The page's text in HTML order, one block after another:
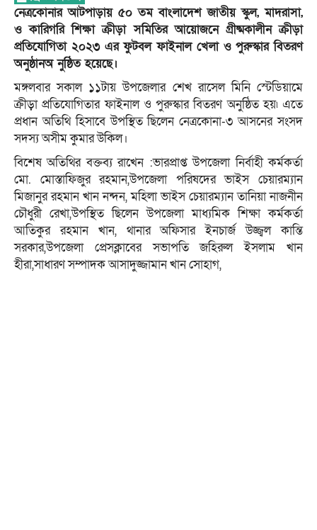
নেত্রকোনার আটপাড়ায় ৫০ তম বাংলাদেশ জাতীয় স্কুল, মাদরাসা,
ও কারিগরি শিক্ষা ক্রীড়া সমিতির আয়োজনে গ্রীষ্মকালীন ক্রীড়া
প্রতিযোগিতা ২০২৩ এর ফুটবল ফাইনাল খেলা ও পুরুস্কার বিতরণ
অনুষ্ঠানঅ নুষ্ঠিত হয়েছে।
মঙ্গলবার সকাল ১১টায় উপজেলার শেখ রাসেল মিনি স্টেডিয়ামে
ক্রীড়া প্রতিযোগিতার ফাইনাল ও পুরুস্কার বিতরণ অনুষ্ঠিত হয়৷ এতে
প্রধান অতিথি হিসাবে উপস্থিত ছিলেন নেত্রকোনা-৩ আসনের সংসদ
সদস্য অসীম কুমার উকিল।
বিশেষ অতিথির বক্তব্য রাখেন :ভারপ্রাপ্ত উপজেলা নির্বাহী কর্মকর্তা
মো. মোস্তাফিজুর রহমান,উপজেলা পরিষদের ভাইস চেয়ারম্যান
মিজানুর রহমান খান নন্দন, মহিলা ভাইস চেয়ারম্যান তানিয়া নাজনীন
চৌধুরী রেখা,উপস্থিত ছিলেন উপজেলা মাধ্যমিক শিক্ষা কর্মকর্তা
আতিকুর রহমান খান, থানার অফিসার ইনচার্জ উজ্জ্বল কান্তি
সরকার,উপজেলা প্রেসক্লাবের সভাপতি জহিরুল ইসলাম খান
হীরা,সাধারণ সম্পাদক আসাদুজ্জামান খান সোহাগ,